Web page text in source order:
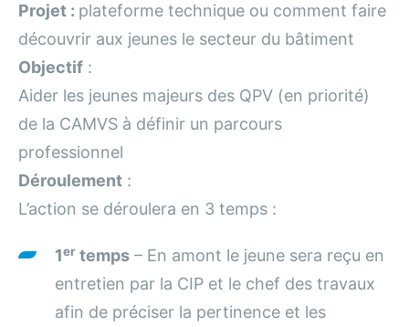
Projet : plateforme technique ou comment faire
découvrir aux jeunes le secteur du bâtiment
Objectif :
Aider les jeunes majeurs des QPV (en priorité)
de la CAMVS à définir un parcours
professionnel
Déroulement :
L’action se déroulera en 3 temps :
1er temps – En amont le jeune sera reçu en
entretien par la CIP et le chef des travaux
afin de préciser la pertinence et les